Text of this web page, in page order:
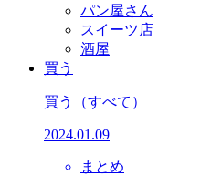
パン屋さん
スイーツ店
酒屋
買う
買う （すべて）
2024.01.09
まとめ